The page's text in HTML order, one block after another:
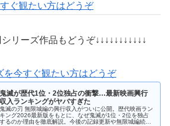
ぐ観たい方はどうぞ
リーズ作品もどうぞ↓↓↓↓↓↓↓↓↓↓↓
今すぐ観たい方はどうぞ
鬼滅が歴代1位・2位独占の衝撃…最新映画興行
収入ランキングがヤバすぎた
鬼滅の刃 無限城編の興行収入がついに公開。歴代映画ラン
キング2026最新版をもとに、なぜ鬼滅が1位・2位を独占
するのか理由を徹底解説。今後の記録更新や無限城編続編